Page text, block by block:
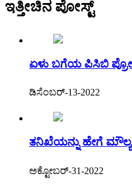
ಇತ್ತೀಚಿನ ಪೋಸ್ಟ್
ಏಳು ಬಗೆಯ ಪಿಸಿಬಿ
ಡಿಸೆಂಬರ್-13-2022
ತನಿಖೆಯನ್ನು ಹೇಗೆ
ಅಕ್ಟೋಬರ್-31-2022